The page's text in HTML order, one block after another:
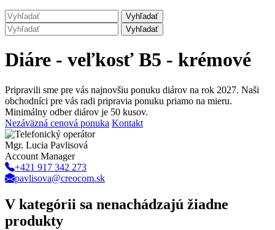
Diáre - veľkosť B5 - krémové
Pripravili sme pre vás najnovšiu ponuku diárov na rok 2027. Naši
obchodníci pre vás radi pripravia ponuku priamo na mieru.
Minimálny odber diárov je 50 kusov.
Nezáväzná cenová ponuka Kontakt
Mgr. Lucia Pavlisová
Account Manager
+421 917 342 273
pavlisova@creocom.sk
V kategórii sa nenachádzajú žiadne
produkty